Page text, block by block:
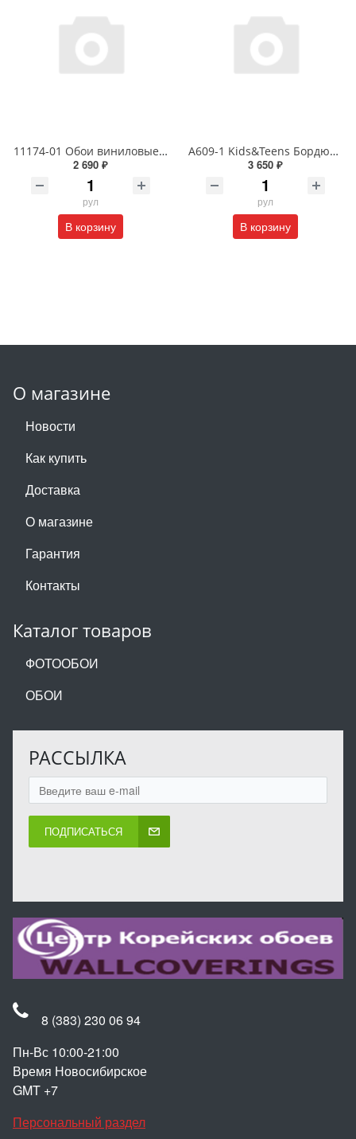
11174-01 Обои виниловые на флизелиновой основе Сорренто1.06 X 10м
2 690 ₽
рул
В корзину
A609-1 Kids&Teens Бордюр виниловый на бумажной основе 1,06*10
3 650 ₽
рул
В корзину
О магазине
Новости
Как купить
Доставка
О магазине
Гарантия
Контакты
Каталог товаров
ФОТООБОИ
ОБОИ
РАССЫЛКА
ПОДПИСАТЬСЯ
8 (383) 230 06 94
Пн-Вс 10:00-21:00
Время Новосибирское
GMT +7
Персональный раздел